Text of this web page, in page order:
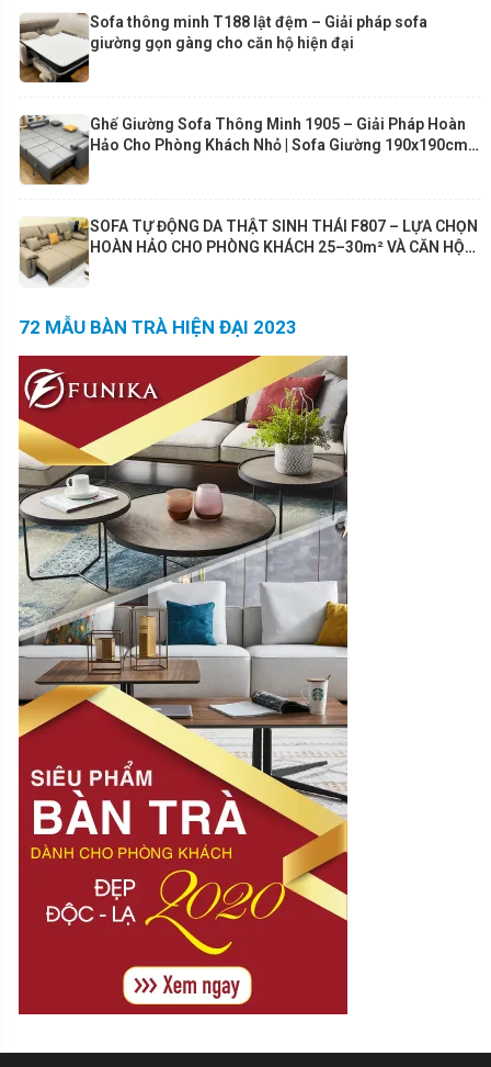
Sofa thông minh T188 lật đệm – Giải pháp sofa
giường gọn gàng cho căn hộ hiện đại
Ghế Giường Sofa Thông Minh 1905 – Giải Pháp Hoàn
Hảo Cho Phòng Khách Nhỏ | Sofa Giường 190x190cm
SOFA TỰ ĐỘNG DA THẬT SINH THÁI F807 – LỰA CHỌN
HOÀN HẢO CHO PHÒNG KHÁCH 25–30m² VÀ CĂN HỘ
72 MẪU BÀN TRÀ HIỆN ĐẠI 2023